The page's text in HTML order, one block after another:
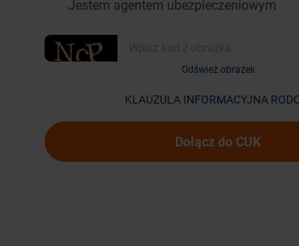
Odśwież obrazek
KLAUZULA INFORMACYJNA
Dołącz do CUK